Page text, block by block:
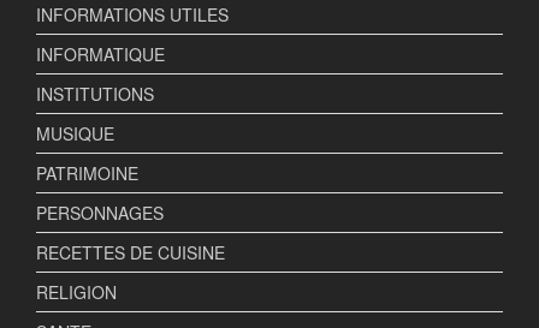
INFORMATIONS UTILES
INFORMATIQUE
INSTITUTIONS
MUSIQUE
PATRIMOINE
PERSONNAGES
RECETTES DE CUISINE
RELIGION